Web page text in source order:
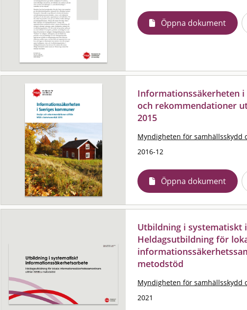
Öppna dokument
Informationssäkerheten i
och rekommendationer
2015
Myndigheten för samhällsskydd
2016-12
Öppna dokument
Utbildning i systematiskt
Heldagsutbildning för
metodstöd
Myndigheten för samhällsskydd
2021